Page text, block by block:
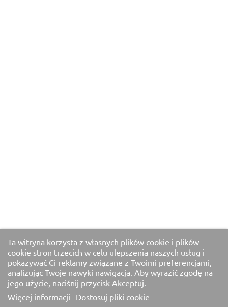
Ta witryna korzysta z własnych plików cookie i plików
cookie stron trzecich w celu ulepszenia naszych usług i
pokazywać Ci reklamy związane z Twoimi preferencjami,
analizując Twoje nawyki nawigacja. Aby wyrazić zgodę na
jego użycie, naciśnij przycisk Akceptuj.
Więcej informacji
Dostosuj pliki cookie